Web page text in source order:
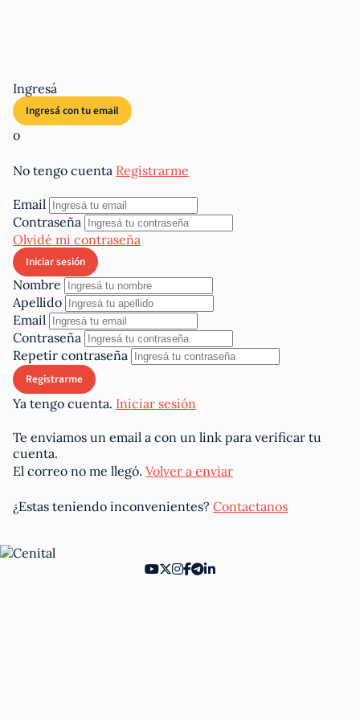
Ingresá
o
No tengo cuenta Registrarme
Email
Contraseña
Olvidé mi contraseña
Nombre
Apellido
Email
Contraseña
Repetir contraseña
Ya tengo cuenta. Iniciar sesión
Te enviamos un email a con un link para verificar tu
cuenta.
El correo no me llegó. Volver a enviar
¿Estas teniendo inconvenientes? Contactanos